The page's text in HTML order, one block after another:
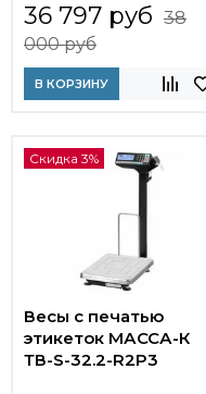
36 797 руб 38
000 руб
В КОРЗИНУ
Скидка 3%
Весы с печатью
этикеток МАССА-К
ТВ-S-32.2-R2P3